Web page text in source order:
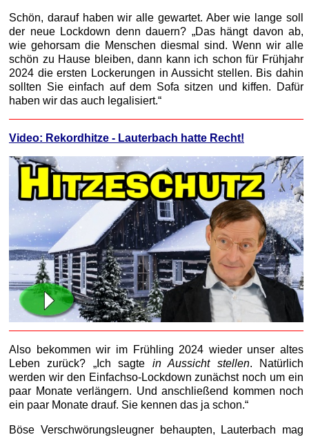
Schön, darauf haben wir alle gewartet. Aber wie lange soll
der neue Lockdown denn dauern? „Das hängt davon ab,
wie gehorsam die Menschen diesmal sind. Wenn wir alle
schön zu Hause bleiben, dann kann ich schon für Frühjahr
2024 die ersten Lockerungen in Aussicht stellen. Bis dahin
sollten Sie einfach auf dem Sofa sitzen und kiffen. Dafür
haben wir das auch legalisiert.“
Video: Rekordhitze - Lauterbach hatte Recht!
Also bekommen wir im Frühling 2024 wieder unser altes
Leben zurück? „Ich sagte in Aussicht stellen. Natürlich
werden wir den Einfachso-Lockdown zunächst noch um ein
paar Monate verlängern. Und anschließend kommen noch
ein paar Monate drauf. Sie kennen das ja schon.“
Böse Verschwörungsleugner behaupten, Lauterbach mag